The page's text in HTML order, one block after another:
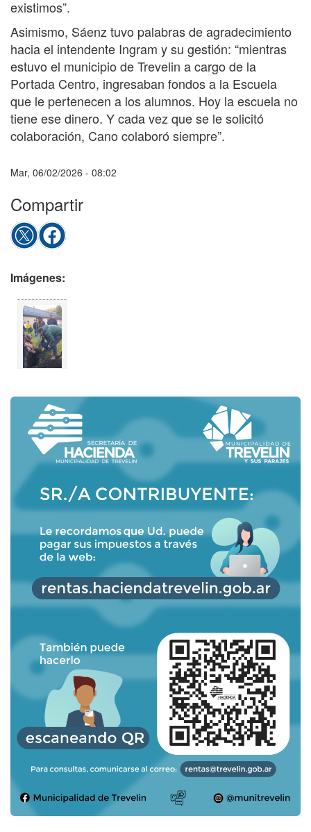
existimos”.
Asimismo, Sáenz tuvo palabras de agradecimiento
hacia el intendente Ingram y su gestión: “mientras
estuvo el municipio de Trevelin a cargo de la
Portada Centro, ingresaban fondos a la Escuela
que le pertenecen a los alumnos. Hoy la escuela no
tiene ese dinero. Y cada vez que se le solicitó
colaboración, Cano colaboró siempre”.
Mar, 06/02/2026 - 08:02
Compartir
Imágenes: